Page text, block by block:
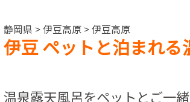
静岡県 > 伊豆高原 > 伊豆高原
伊豆 ペットと泊まれる
温泉露天風呂をペットとご一